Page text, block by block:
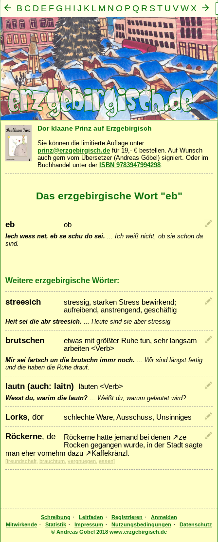
B C D E F G H I J K L M N O P Q R S T U V W X
Y Z A
Mensch·Seele·Geist·Familie·Gemeinschaft·
Dor klaane Prinz auf Erzgebirgisch
Sie können die limitierte Auflage unter
prinz@erzgebirgisch.de für 19,- € bestellen. Auf Wunsch
auch gern vom Übersetzer (Andreas Göbel) signiert. Oder im
Buchhandel unter der ISBN 9783947994298.
Das erzgebirgische Wort "eb"
eb ob
Iech wess net, eb se schu do sei. ... Ich weiß nicht, ob sie schon da
sind.
Weitere erzgebirgische Wörter:
streesich
stressig, starken Stress bewirkend;
aufreibend, anstrengend, geschäftig
Heit sei die abr streesich. ... Heute sind sie aber stressig
brutschen
etwas mit größter Ruhe tun, sehr langsam
arbeiten <Verb>
Mir sei fartsch un die brutschn immr noch. ... Wir sind längst fertig
und die haben die Ruhe drauf.
lautn (auch: laitn) läuten <Verb>
Wesst du, warim die lautn? ... Weißt du, warum geläutet wird?
Lorks, dor schlechte Ware, Ausschuss, Unsinniges
Röckerne, de Röckerne hatte jemand bei denen ↗ze
Rocken gegangen wurde, in der Stadt sagte
man eher vornehm dazu ↗ Kaffekränzl .
[freundschaft, brauchtum, vergnuegen, essen]
Schreibung · Leitfaden · Registrieren ·
Anmelden
Mitwirkende · Statistik · Impressum · Nutzungsbedingungen ·
Datenschutz
© Andreas Göbel 2018 www.erzgebirgisch.de